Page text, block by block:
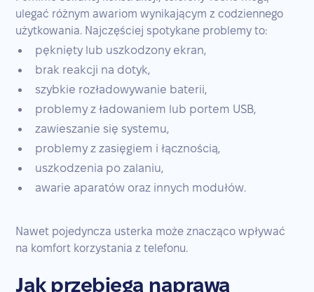
ulegać różnym awariom wynikającym z codziennego
użytkowania. Najczęściej spotykane problemy to:
pęknięty lub uszkodzony ekran,
brak reakcji na dotyk,
szybkie rozładowywanie baterii,
problemy z ładowaniem lub portem USB,
zawieszanie się systemu,
problemy z zasięgiem i łącznością,
uszkodzenia po zalaniu,
awarie aparatów oraz innych modułów.
Nawet pojedyncza usterka może znacząco wpływać
na komfort korzystania z telefonu.
Jak przebiega naprawa